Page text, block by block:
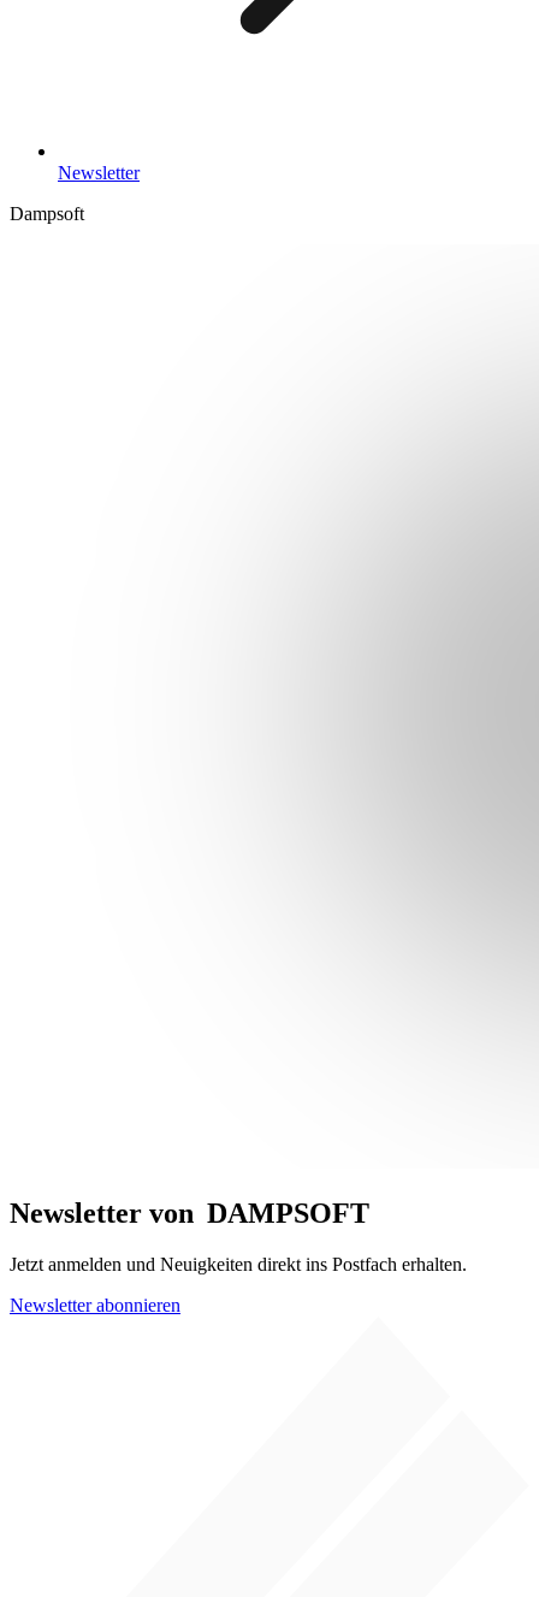
Newsletter
Dampsoft
Newsletter von DAMPSOFT
Jetzt anmelden und Neuigkeiten direkt ins Postfach erhalten.
Newsletter abonnieren